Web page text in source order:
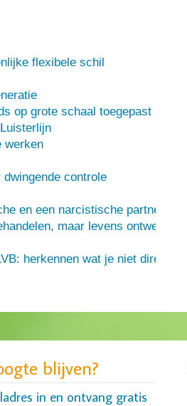
flexibele schil
op grote schaal toegepast
werken
controle
en een narcistische partner
maar levens ontwerpen
herkennen wat je niet direct ziet
blijven?
in en ontvang gratis